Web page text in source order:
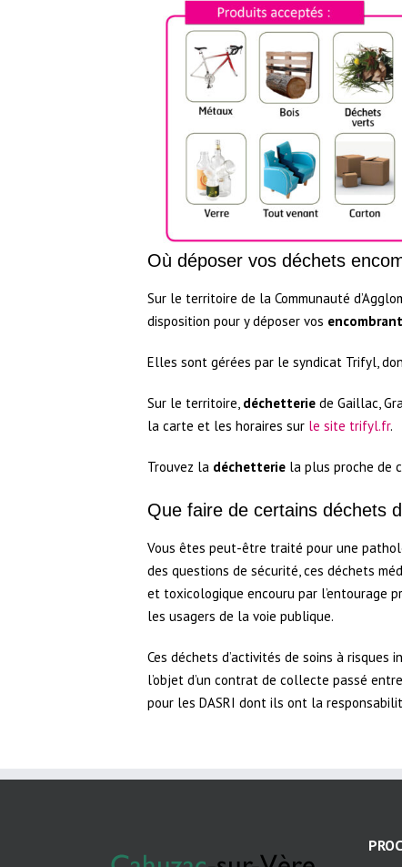
Où déposer vos déchets
Sur le territoire de la Communauté
disposition pour y déposer vos
Elles sont gérées par le syndicat Trifyl,
Sur le territoire, déchetterie de Gaillac,
la carte et les horaires sur le site trifyl.fr.
Trouvez la déchetterie la plus proche de
Que faire de certains déchets
Vous êtes peut-être traité pour une
des questions de sécurité, ces déchets
et toxicologique encouru par l’entourage
les usagers de la voie publique.
Ces déchets d’activités de soins à
l’objet d’un contrat de collecte passé
pour les DASRI dont ils ont la